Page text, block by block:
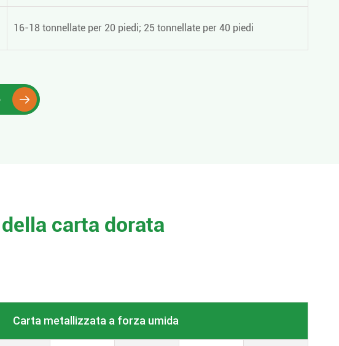
16-18 tonnellate per 20 piedi; 25 tonnellate per 40 piedi

carta dorata
Carta metallizzata a forza umida